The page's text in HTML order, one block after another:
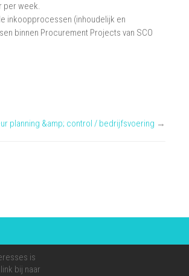
per week.
inkoopprocessen (inhoudelijk en
binnen Procurement Projects van SCO
planning &amp; control / bedrijfsvoering →
is
bij naar